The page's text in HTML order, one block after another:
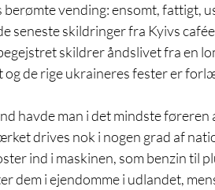
berømte vending: ensomt, fattigt,
seneste skildringer fra Kyivs
skildrer åndslivet fra en
og de rige ukraineres fester er
havde man i det mindste føreren
drives nok i nogen grad af
ind i maskinen, som benzin til
dem i ejendomme i udlandet,